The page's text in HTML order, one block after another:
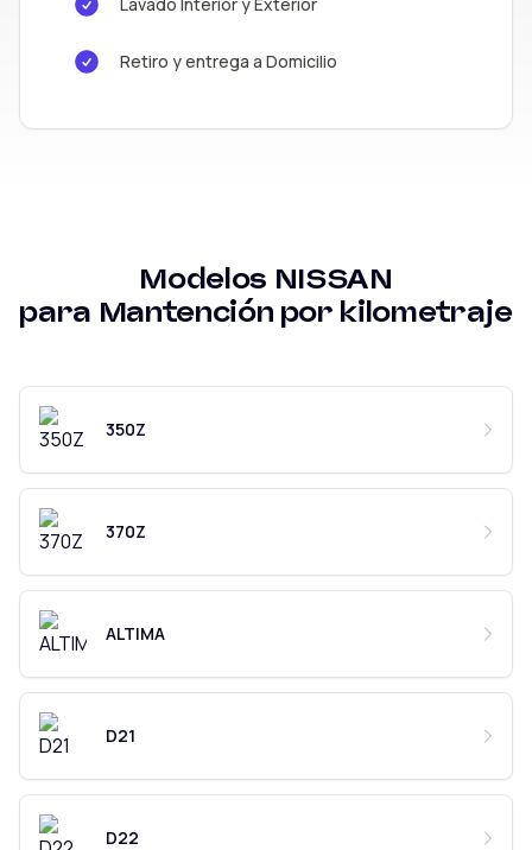
Retiro y entrega a Domicilio
Modelos NISSAN
para Mantención por kilometraje
350Z
370Z
ALTIMA
D21
D22